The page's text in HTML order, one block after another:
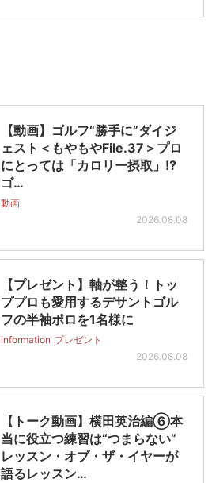
【動画】ゴルフ“勝手に”ダイジ
ェスト＜もやもやFile.37＞プロ
にとっては「カロリー摂取」!?
ゴ…
動画
2026.08.08
【プレゼント】軸が整う！トッ
ププロも愛用するデサントゴル
フの半袖ポロを1名様に
information プレゼント
2026.08.08
【トーク動画】横田英治編⑥本
当に役立つ練習は“つまらない”
レッスン・オブ・ザ・イヤーが
語るレッスン…